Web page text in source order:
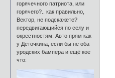
горячечного патриота, или
горячего?.. как правильно,
Вектор, не подскажете?
передвигающийся по селу и
окрестностям. Авто прям как
у Деточкина, если бы не оба
уродских бампера и ещё кое
что: